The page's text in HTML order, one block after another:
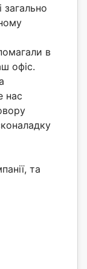
в
офіс.
нас
та